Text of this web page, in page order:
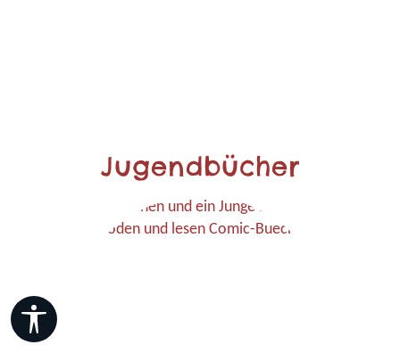
Jugendbücher
Werkzeugleiste anzeigen